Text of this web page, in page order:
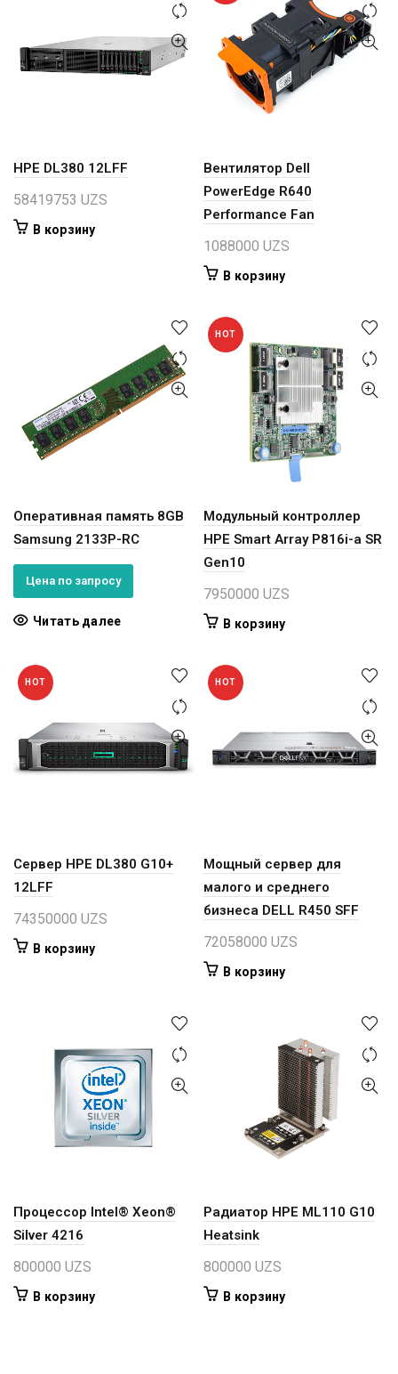
HPE DL380 12LFF
58419753 UZS
В корзину
Вентилятор Dell
PowerEdge R640
Performance Fan
1088000 UZS
В корзину
Оперативная память 8GB
Samsung 2133P-RC
Цена по запросу
Читать далее
HOT
Модульный контроллер
HPE Smart Array P816i-a SR
Gen10
7950000 UZS
В корзину
HOT
Сервер HPE DL380 G10+
12LFF
74350000 UZS
В корзину
HOT
Мощный сервер для
малого и среднего
бизнеса DELL R450 SFF
72058000 UZS
В корзину
Процессор Intel® Xeon®
Silver 4216
800000 UZS
В корзину
Радиатор HPE ML110 G10
Heatsink
800000 UZS
В корзину